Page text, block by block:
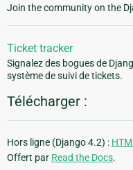
Join the community on the
Ticket tracker
Signalez des bogues de
système de suivi de tickets.
Télécharger :
Hors ligne (Django 4.2) :
Offert par Read the Docs.